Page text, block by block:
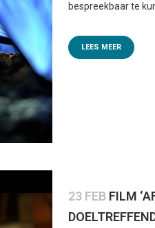
bespreekbaar te
LEES MEER
23 FEB FILM